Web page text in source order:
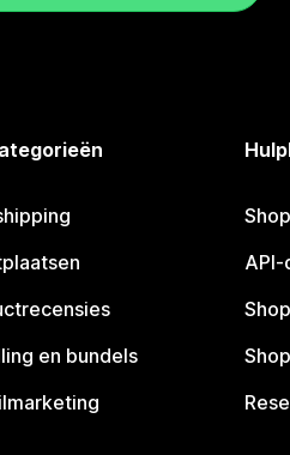
en bundels